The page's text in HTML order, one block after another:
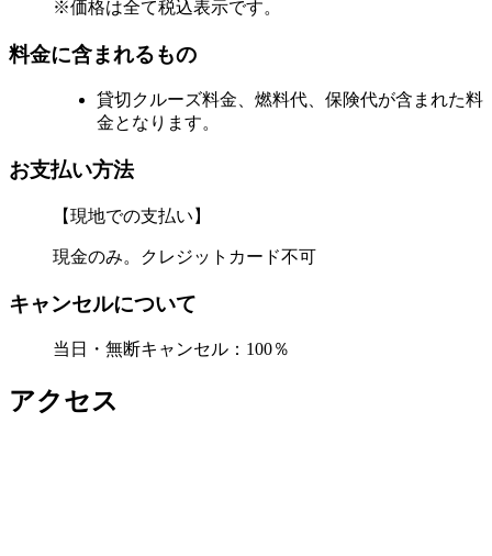
※価格は全て税込表示です。
料金に含まれるもの
貸切クルーズ料金、燃料代、保険代が含まれた料
金となります。
お支払い方法
【現地での支払い】
現金のみ。クレジットカード不可
キャンセルについて
当日・無断キャンセル：100％
アクセス